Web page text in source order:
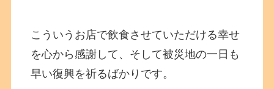
こういうお店で飲食させていただける幸せ
を心から感謝して、そして被災地の一日も
早い復興を祈るばかりです。